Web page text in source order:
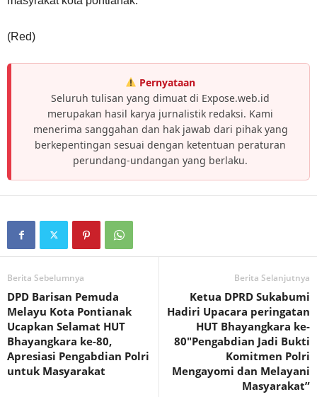
(Red)
Pernyataan
Seluruh tulisan yang dimuat di Expose.web.id
merupakan hasil karya jurnalistik redaksi. Kami
menerima sanggahan dan hak jawab dari pihak yang
berkepentingan sesuai dengan ketentuan peraturan
perundang-undangan yang berlaku.
Berita Sebelumnya
DPD Barisan Pemuda
Melayu Kota Pontianak
Ucapkan Selamat HUT
Bhayangkara ke-80,
Apresiasi Pengabdian Polri
untuk Masyarakat
Berita Selanjutnya
Ketua DPRD Sukabumi
Hadiri Upacara peringatan
HUT Bhayangkara ke-
80″Pengabdian Jadi Bukti
Komitmen Polri
Mengayomi dan Melayani
Masyarakat”